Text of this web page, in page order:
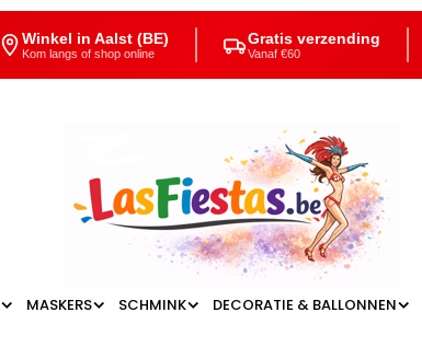
Winkel in Aalst (BE)
Kom langs of shop online
Gratis verzending
Vanaf €60
MASKERS SCHMINK DECORATIE & BALLONNEN